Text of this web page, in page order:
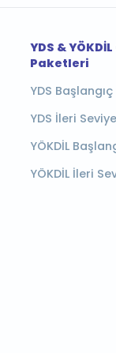
YDS &
Paketleri
YDS Başlangıç
YDS İleri Seviye
YÖKDİL
YÖKDİL İleri